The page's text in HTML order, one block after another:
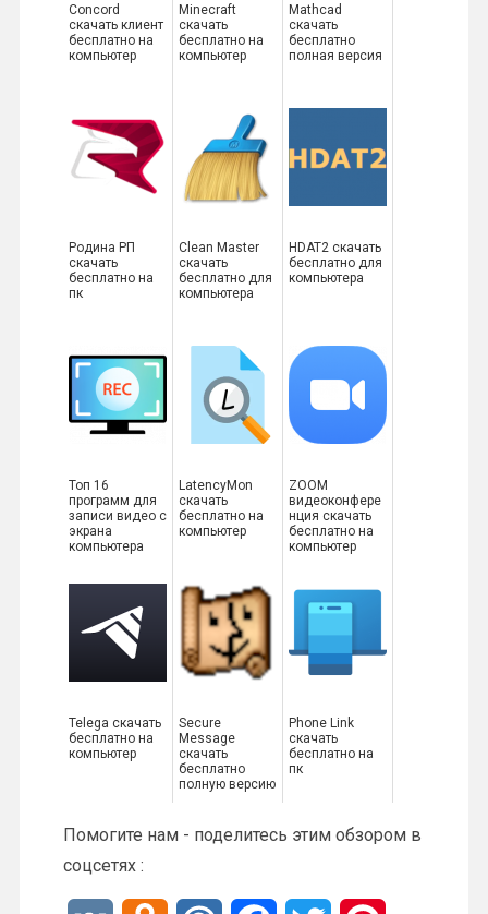
Concord
скачать клиент
бесплатно на
компьютер
Minecraft
скачать
бесплатно на
компьютер
Mathcad
скачать
бесплатно
полная версия
Родина РП
скачать
бесплатно на
пк
Clean Master
скачать
бесплатно для
компьютера
HDAT2 скачать
бесплатно для
компьютера
Топ 16
программ для
записи видео с
экрана
компьютера
LatencyMon
скачать
бесплатно на
компьютер
ZOOM
видеоконфере
нция скачать
бесплатно на
компьютер
Telega скачать
бесплатно на
компьютер
Secure
Message
скачать
бесплатно
полную версию
Phone Link
скачать
бесплатно на
пк
Помогите нам - поделитесь этим обзором в
соцсетях :